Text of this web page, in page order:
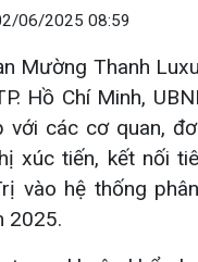
06/2025 08:59
Mường Thanh
Hồ Chí Minh,
với các cơ quan,
xúc tiến, kết nối
vào hệ thống
2025.